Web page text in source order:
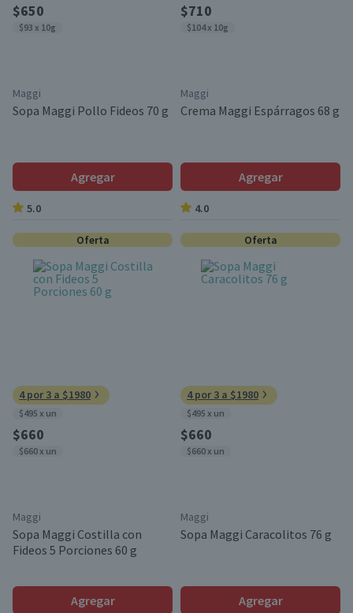
$650
$93 x 10g
Maggi
Sopa Maggi Pollo Fideos 70 g
Agregar
5.0
$710
$104 x 10g
Maggi
Crema Maggi Espárragos 68 g
Agregar
4.0
Oferta
4 por 3 a $1980
$495 x un
$660
$660 x un
Maggi
Sopa Maggi Costilla con
Fideos 5 Porciones 60 g
Agregar
Oferta
4 por 3 a $1980
$495 x un
$660
$660 x un
Maggi
Sopa Maggi Caracolitos 76 g
Agregar